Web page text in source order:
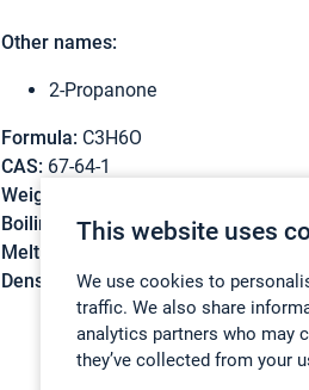
This website uses
We use cookies to
traffic. We also share
analytics partners who may
they’ve collected from your
Other names:
2-Propanone
Formula: C3H6O
CAS: 67-64-1
Weight:
Boiling point:56,2 °C
Melting point:
Density:
0,7908 g/cm3